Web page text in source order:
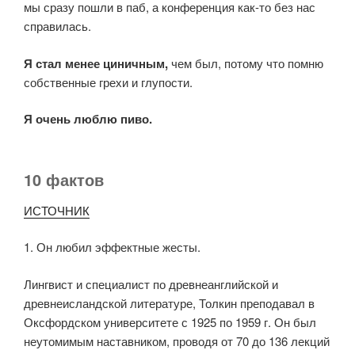
мы сразу пошли в паб, а конференция как-то без нас
справилась.
Я стал менее циничным, чем был, потому что помню
собственные грехи и глупости.
Я очень люблю пиво.
10 фактов
ИСТОЧНИК
1. Он любил эффектные жесты.
Лингвист и специалист по древнеанглийской и
древнеисландской литературе, Толкин преподавал в
Оксфордском университете с 1925 по 1959 г. Он был
неутомимым наставником, проводя от 70 до 136 лекций